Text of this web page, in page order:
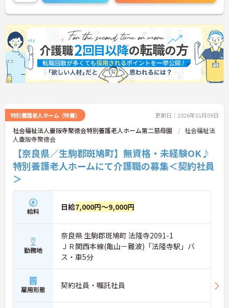
特別養護老人ホーム（特養） 更新日：2026年01月09日
社会福祉法人壷阪寺聚徳会特別養護老人ホーム第二慈母園
社会福祉法
人壷阪寺聚徳会
【奈良県／生駒郡斑鳩町】無資格・未経験OK♪
特別養護老人ホームにて介護職の募集＜契約社員
＞
給料 日給7,000円～9,000円
勤務地
奈良県 生駒郡斑鳩町 法隆寺2091-1
ＪＲ関西本線(亀山－難波)「法隆寺駅」バ
ス・車5分
雇用形態 契約社員・嘱託社員